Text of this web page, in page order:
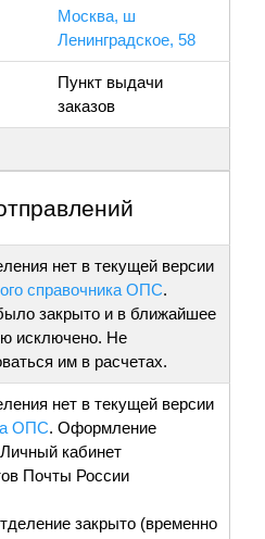
Москва, ш
Ленинградское, 58
Пункт выдачи
заказов
нет в текущей версии
справочника ОПС.
закрыто и в ближайшее
исключено. Не
им в расчетах.
нет в текущей версии
ОПС. Оформление
кабинет
Почты России
закрыто (временно